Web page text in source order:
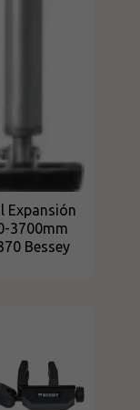
Expansión
3700mm
Bessey